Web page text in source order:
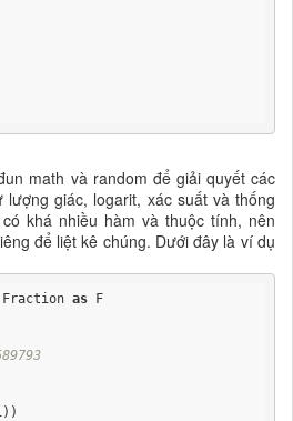
math và random để giải quyết các
giác, logarit, xác suất và thống
khá nhiều hàm và thuộc tính, nên
để liệt kê chúng. Dưới đây là ví dụ
as
F